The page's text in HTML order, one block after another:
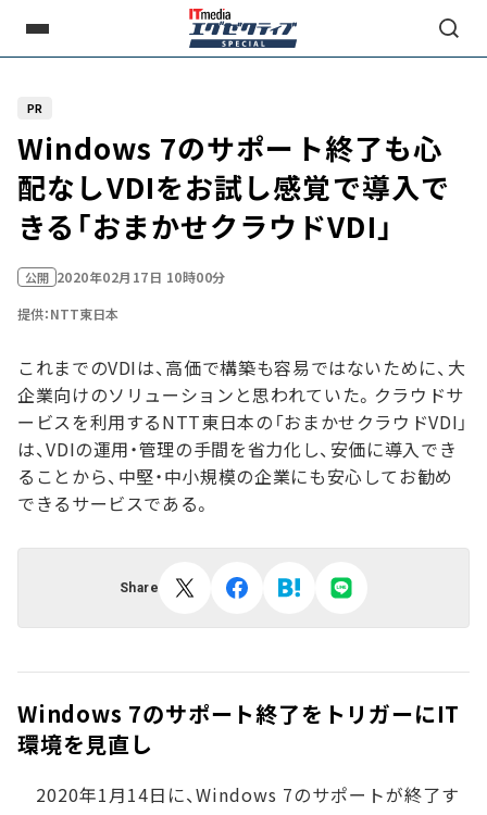
PR
Windows 7のサポート終了も心
配なし――VDIをお試し感覚で導入で
きる「おまかせクラウドVDI」
公開 2020年02月17日 10時00分
提供：NTT東日本
これまでのVDIは、高価で構築も容易ではないために、大
企業向けのソリューションと思われていた。クラウドサ
ービスを利用するNTT東日本の「おまかせクラウドVDI」
は、VDIの運用・管理の手間を省力化し、安価に導入でき
ることから、中堅・中小規模の企業にも安心してお勧め
できるサービスである。
Share
Windows 7のサポート終了をトリガーにIT
環境を見直し
2020年1月14日に、Windows 7のサポートが終了す